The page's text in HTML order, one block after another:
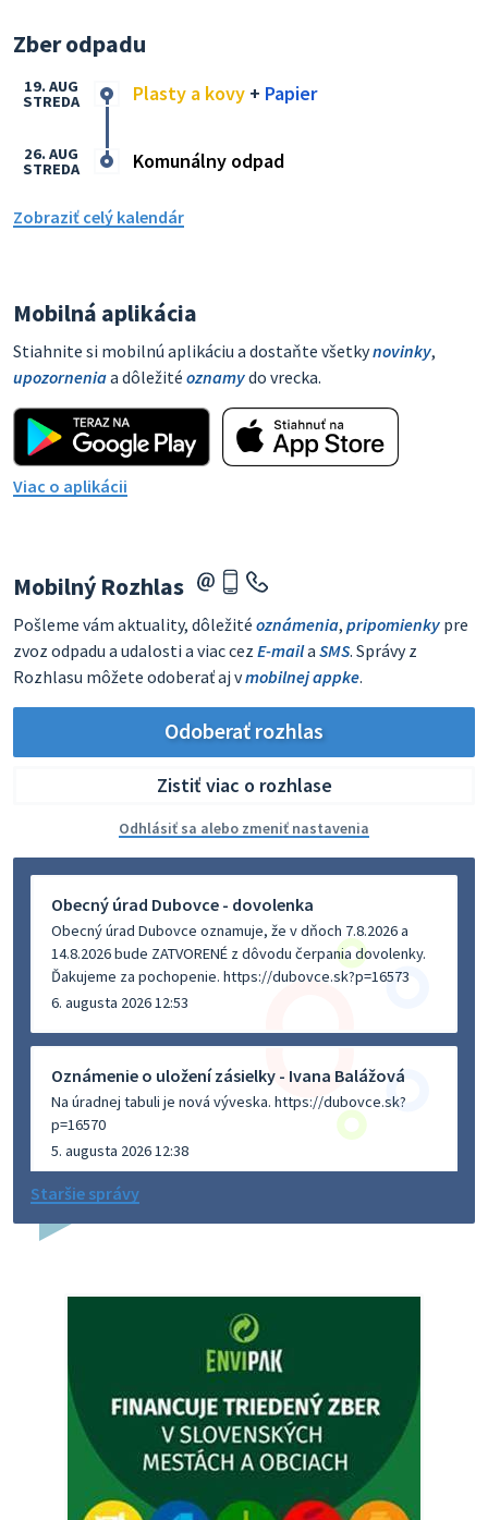
Zber odpadu
Plasty a kovy + Papier
19. AUG
STREDA
Komunálny odpad
26. AUG
STREDA
Zobraziť celý kalendár
Mobilná aplikácia
Stiahnite si mobilnú aplikáciu a dostaňte všetkynovinky,
upozorneniaa dôležité oznamydo vrecka.
Viac o aplikácii
Mobilný Rozhlas
Pošleme vám aktuality, dôležité oznámenia, pripomienky pre
zvoz odpadu a udalosti a viac cez E-maila SMS. Správy z
Rozhlasu môžete odoberať aj vmobilnej appke.
Odoberať rozhlas
Zistiť viac o rozhlase
Odhlásiť sa alebo zmeniť nastavenia
Obecný úrad Dubovce - dovolenka
Obecný úrad Dubovce oznamuje, že v dňoch 7.8.2026 a
14.8.2026 bude ZATVORENÉ z dôvodu čerpania dovolenky.
Ďakujeme za pochopenie. https://dubovce.sk?p=16573
6. augusta 2026 12:53
Oznámenie o uložení zásielky - Ivana Balážová
Na úradnej tabuli je nová výveska. https://dubovce.sk?
p=16570
5. augusta 2026 12:38
Dovolenka - MUDr. Marián Sivoň
budeZATVORENÁ z dôvodu čerpania dovolenky. Akútne
prípady bude riešiť MUDr.Fisch…
Zajtrajší zvoz odpadu
Vážený občan, zajtra 5. 8. sa bude zvážať komunálny odpad.
4. augusta 2026 15:30
Staršie správy